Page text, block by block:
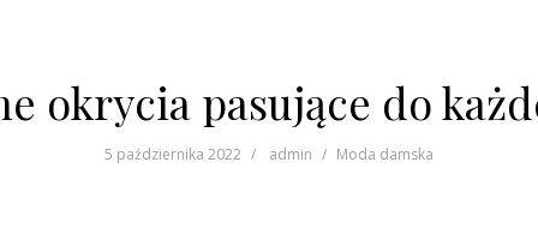
okrycia pasujące do
5 października 2022 admin Moda damska